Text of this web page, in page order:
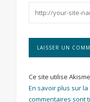
Ce site utilise
En savoir plus sur
commentaires sont